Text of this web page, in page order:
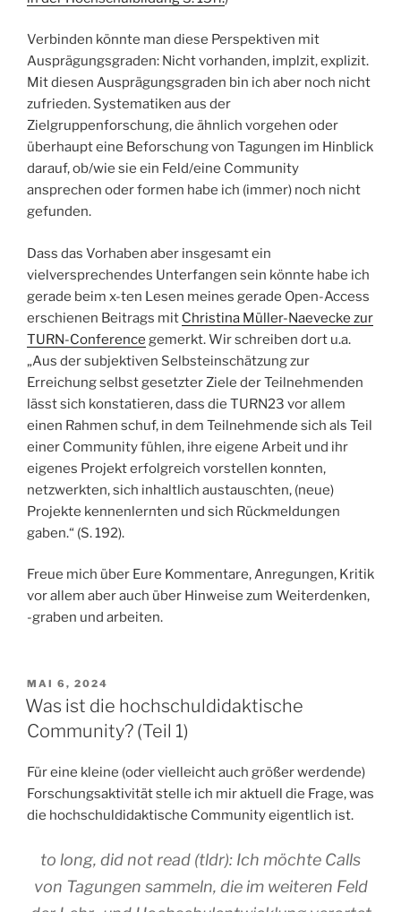
Verbinden könnte man diese Perspektiven mit
Ausprägungsgraden: Nicht vorhanden, implzit, explizit.
Mit diesen Ausprägungsgraden bin ich aber noch nicht
zufrieden. Systematiken aus der
Zielgruppenforschung, die ähnlich vorgehen oder
überhaupt eine Beforschung von Tagungen im Hinblick
darauf, ob/wie sie ein Feld/eine Community
ansprechen oder formen habe ich (immer) noch nicht
gefunden.
Dass das Vorhaben aber insgesamt ein
vielversprechendes Unterfangen sein könnte habe ich
gerade beim x-ten Lesen meines gerade Open-Access
erschienen Beitrags mit Christina Müller-Naevecke zur
TURN-Conference gemerkt. Wir schreiben dort u.a.
„Aus der subjektiven Selbsteinschätzung zur
Erreichung selbst gesetzter Ziele der Teilnehmenden
lässt sich konstatieren, dass die TURN23 vor allem
einen Rahmen schuf, in dem Teilnehmende sich als Teil
einer Community fühlen, ihre eigene Arbeit und ihr
eigenes Projekt erfolgreich vorstellen konnten,
netzwerkten, sich inhaltlich austauschten, (neue)
Projekte kennenlernten und sich Rückmeldungen
gaben.“ (S. 192).
Freue mich über Eure Kommentare, Anregungen, Kritik
vor allem aber auch über Hinweise zum Weiterdenken,
-graben und arbeiten.
VERÖFFENTLICHT
AM
MAI 6, 2024
Was ist die hochschuldidaktische
Community? (Teil 1)
Für eine kleine (oder vielleicht auch größer werdende)
Forschungsaktivität stelle ich mir aktuell die Frage, was
die hochschuldidaktische Community eigentlich ist.
to long, did not read (tldr): Ich möchte Calls
von Tagungen sammeln, die im weiteren Feld